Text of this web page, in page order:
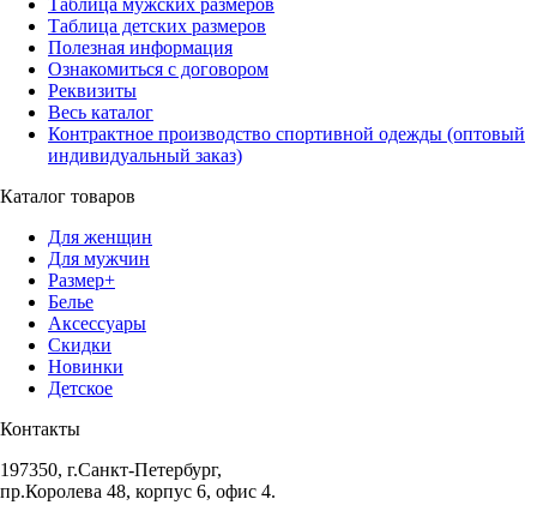
Таблица мужских размеров
Таблица детских размеров
Полезная информация
Ознакомиться с договором
Реквизиты
Весь каталог
Контрактное производство спортивной одежды (оптовый
индивидуальный заказ)
Каталог товаров
Для женщин
Для мужчин
Размер+
Белье
Аксессуары
Скидки
Новинки
Детское
Контакты
197350, г.Санкт-Петербург,
пр.Королева 48, корпус 6, офис 4.